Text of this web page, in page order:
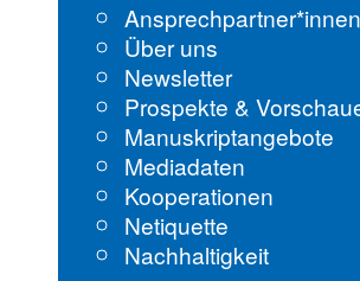
Über uns
Newsletter
Prospekte &
Manuskriptangebote
Mediadaten
Kooperationen
Netiquette
Nachhaltigkeit